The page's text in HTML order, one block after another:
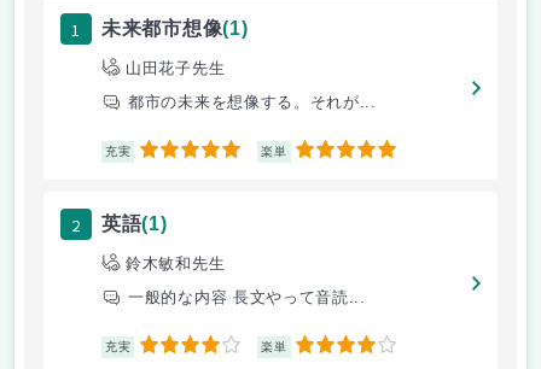
1 未来都市想像(1)
山田花子先生
都市の未来を想像する。それが...
充実 5 楽単 5
2 英語(1)
鈴木敏和先生
一般的な内容 長文やって音読...
充実 4 楽単 4